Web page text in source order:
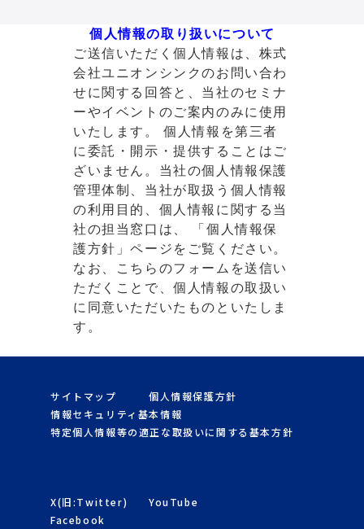
個人情報の取り扱いについて
ご送信いただく個人情報は、株式
会社ユニオンシンクのお問い合わ
せに関する回答と、当社のセミナ
ーやイベントのご案内のみに使用
いたします。 個人情報を第三者
に委託・開示・提供することはご
ざいません。当社の個人情報保護
管理体制、当社が取扱う個人情報
の利用目的、個人情報に関する当
社の担当窓口は、
「個人情報保
護方針」ページをご覧ください。
なお、こちらのフォームを送信い
ただくことで、個人情報の取扱い
に同意いただいたものといたしま
す。
サイトマップ
個人情報保護方針
情報セキュリティ基本情報
特定個人情報等の適正な取扱いに関する基本方針
X(旧:Twitter)
YouTube
Facebook